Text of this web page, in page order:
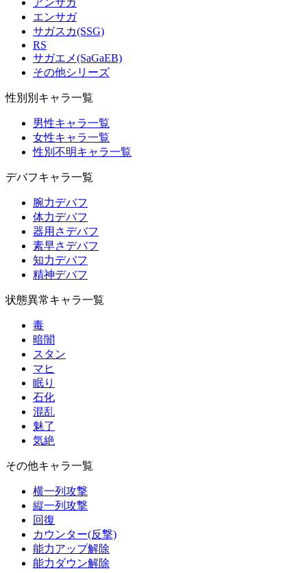
アンサガ
エンサガ
サガスカ(SSG)
RS
サガエメ(SaGaEB)
その他シリーズ
性別別キャラ一覧
男性キャラ一覧
女性キャラ一覧
性別不明キャラ一覧
デバフキャラ一覧
腕力デバフ
体力デバフ
器用さデバフ
素早さデバフ
知力デバフ
精神デバフ
状態異常キャラ一覧
毒
暗闇
スタン
マヒ
眠り
石化
混乱
魅了
気絶
その他キャラ一覧
横一列攻撃
縦一列攻撃
回復
カウンター(反撃)
能力アップ解除
能力ダウン解除